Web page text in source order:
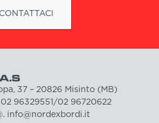
CONTATTACI
37 – 20826 Misinto (MB)
96329551/02 96720622
info@nordexbordi.it